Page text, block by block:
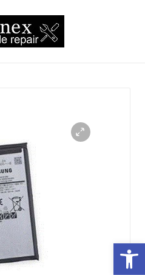
פתח סרגל נגישות